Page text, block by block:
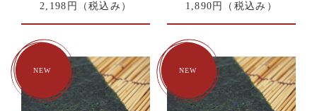
2,198円
（税込み）
1,890円
（税込み）